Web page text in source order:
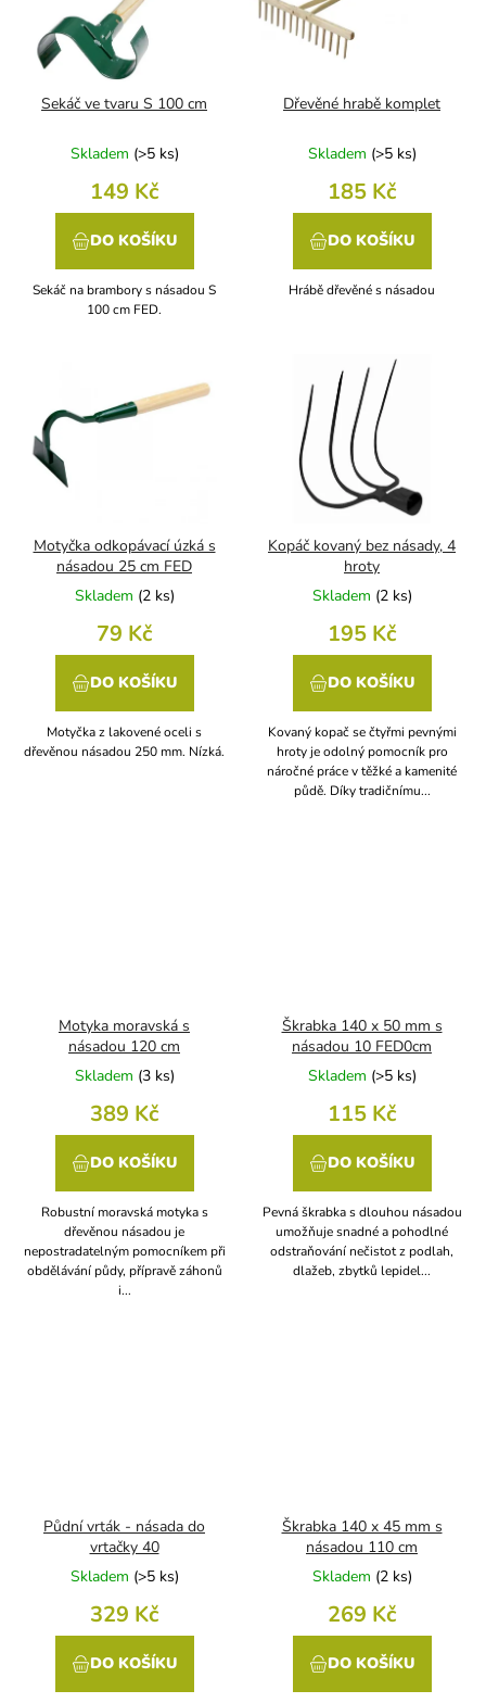
Sekáč ve tvaru S 100 cm
Skladem (>5 ks)
149 Kč
DO KOŠÍKU
Sekáč na brambory s násadou S
100 cm FED.
Dřevěné hrabě komplet
Skladem (>5 ks)
185 Kč
DO KOŠÍKU
Hrábě dřevěné s násadou
Motyčka odkopávací úzká s
násadou 25 cm FED
Skladem (2 ks)
79 Kč
DO KOŠÍKU
Motyčka z lakovené oceli s
dřevěnou násadou 250 mm. Nízká.
Kopáč kovaný bez násady, 4
hroty
Skladem (2 ks)
195 Kč
DO KOŠÍKU
Kovaný kopač se čtyřmi pevnými
hroty je odolný pomocník pro
náročné práce v těžké a kamenité
půdě. Díky tradičnímu...
Motyka moravská s
násadou 120 cm
Skladem (3 ks)
389 Kč
DO KOŠÍKU
Robustní moravská motyka s
dřevěnou násadou je
nepostradatelným pomocníkem při
obdělávání půdy, přípravě záhonů
i...
Škrabka 140 x 50 mm s
násadou 10 FED0cm
Skladem (>5 ks)
115 Kč
DO KOŠÍKU
Pevná škrabka s dlouhou násadou
umožňuje snadné a pohodlné
odstraňování nečistot z podlah,
dlažeb, zbytků lepidel...
Půdní vrták - násada do
vrtačky 40
Skladem (>5 ks)
329 Kč
DO KOŠÍKU
Škrabka 140 x 45 mm s
násadou 110 cm
Skladem (2 ks)
269 Kč
DO KOŠÍKU